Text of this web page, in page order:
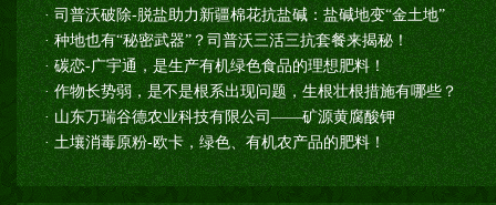
·司普沃破除-脱盐助力新疆棉花抗盐碱：盐碱地变“金土地”
·种地也有“秘密武器”？司普沃三活三抗套餐来揭秘！
·碳恋-广宇通，是生产有机绿色食品的理想肥料！
·作物长势弱，是不是根系出现问题，生根壮根措施有哪些？
·山东万瑞谷德农业科技有限公司——矿源黄腐酸钾
·土壤消毒原粉-欧卡，绿色、有机农产品的肥料！